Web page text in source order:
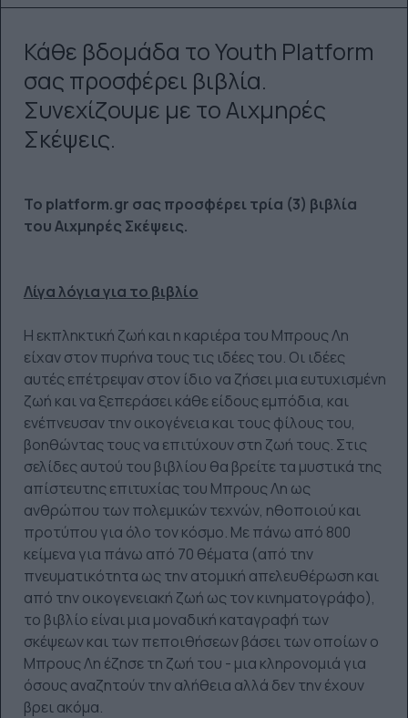
Κάθε βδομάδα το Youth Platform
σας προσφέρει βιβλία.
Συνεχίζουμε με το Αιχμηρές
Σκέψεις.
Το platform.gr σας προσφέρει τρία (3) βιβλία
του Αιχμηρές Σκέψεις.
Λίγα λόγια για το βιβλίο
Η εκπληκτική ζωή και η καριέρα του Μπρους Λη
είχαν στον πυρήνα τους τις ιδέες του. Οι ιδέες
αυτές επέτρεψαν στον ίδιο να ζήσει μια ευτυχισμένη
ζωή και να ξεπεράσει κάθε είδους εμπόδια, και
ενέπνευσαν την οικογένεια και τους φίλους του,
βοηθώντας τους να επιτύχουν στη ζωή τους. Στις
σελίδες αυτού του βιβλίου θα βρείτε τα μυστικά της
απίστευτης επιτυχίας του Μπρους Λη ως
ανθρώπου των πολεμικών τεχνών, ηθοποιού και
προτύπου για όλο τον κόσμο. Με πάνω από 800
κείμενα για πάνω από 70 θέματα (από την
πνευματικότητα ως την ατομική απελευθέρωση και
από την οικογενειακή ζωή ως τον κινηματογράφο),
το βιβλίο είναι μια μοναδική καταγραφή των
σκέψεων και των πεποιθήσεων βάσει των οποίων ο
Μπρους Λη έζησε τη ζωή του - μια κληρονομιά για
όσους αναζητούν την αλήθεια αλλά δεν την έχουν
βρει ακόμα.